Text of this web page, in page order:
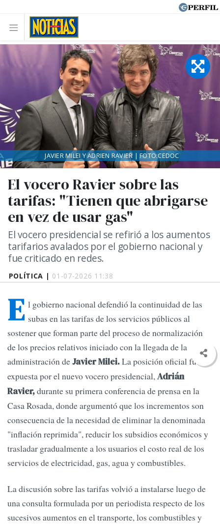
POLÍTICA | 01-07-2026 11:38
El vocero Ravier sobre las
tarifas: "Tienen que abrigarse
en vez de usar gas"
El vocero presidencial se refirió a los aumentos
tarifarios avalados por el gobierno nacional y
fue criticado en redes.
JAVIER MILEI Y ADRIEN RAVIER | FOTO:CEDOC
E l gobierno nacional defendió la continuidad de las
subas en las tarifas de los servicios públicos al
sostener que forman parte del proceso de normalización
de los precios relativos iniciado con la llegada de la
administración deJavier Milei.La posición oficial fue
expuesta por el nuevo vocero presidencial,Adrián
Ravier,durante su primera conferencia de prensa en la
Casa Rosada, donde argumentó que los incrementos son
consecuencia de la necesidad de eliminar la denominada
"inflación reprimida", reducir los subsidios económicos y
trasladar gradualmente a los usuarios el costo real de los
servicios de electricidad, gas, agua y combustibles.
La discusión sobre las tarifas volvió a instalarse luego de
una consulta formulada por un periodista respecto de los
sucesivos aumentos en el transporte, los combustibles y